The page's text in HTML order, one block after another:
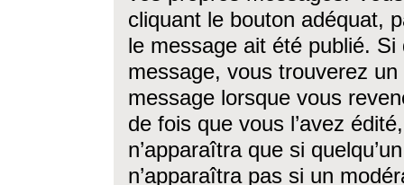
cliquant le bouton adéquat,
le message ait été publié. Si
message, vous trouverez
message lorsque vous
de fois que vous l’avez
n’apparaîtra que si
n’apparaîtra pas si un